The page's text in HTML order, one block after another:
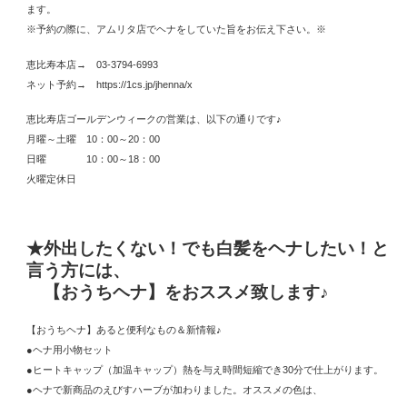
ます。
※予約の際に、アムリタ店でヘナをしていた旨をお伝え下さい。※
恵比寿本店→ 03-3794-6993
ネット予約→ https://1cs.jp/jhenna/x
恵比寿店ゴールデンウィークの営業は、以下の通りです♪
月曜～土曜 10：00～20：00
日曜 10：00～18：00
火曜定休日
★外出したくない！でも白髪をヘナしたい！と
言う方には、
【おうちヘナ】をおススメ致します♪
【おうちヘナ】あると便利なもの＆新情報♪
●ヘナ用小物セット
●ヒートキャップ（加温キャップ）熱を与え時間短縮でき30分で仕上がります。
●ヘナで新商品のえびすハーブが加わりました。オススメの色は、